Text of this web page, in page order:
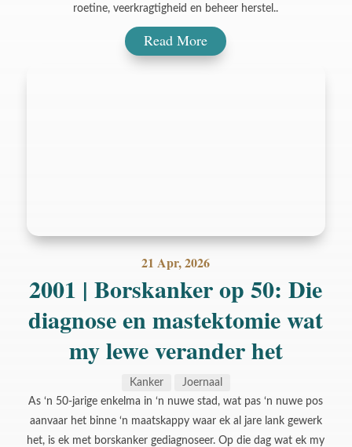
roetine, veerkragtigheid en beheer herstel..
Read More
21 Apr, 2026
2001 | Borskanker op 50: Die
diagnose en mastektomie wat
my lewe verander het
Kanker
Joernaal
As ‘n 50-jarige enkelma in ‘n nuwe stad, wat pas ‘n nuwe pos
aanvaar het binne ‘n maatskappy waar ek al jare lank gewerk
het, is ek met borskanker gediagnoseer. Op die dag wat ek my